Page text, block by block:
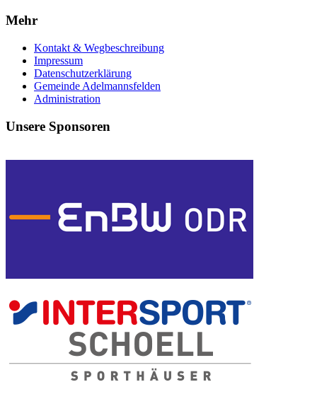
Mehr
Kontakt & Wegbeschreibung
Impressum
Datenschutzerklärung
Gemeinde Adelmannsfelden
Administration
Unsere Sponsoren